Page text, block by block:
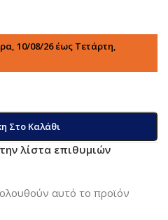
10/08/26 έως Τετάρτη,
Στο Καλάθι
λίστα επιθυμιών
αυτό το προϊόν